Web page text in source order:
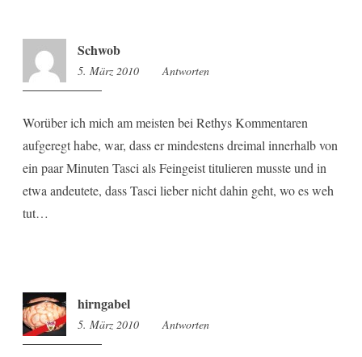
Schwob
5. März 2010 10:02
Antworten
Worüber ich mich am meisten bei Rethys Kommentaren
aufgeregt habe, war, dass er mindestens dreimal innerhalb von
ein paar Minuten Tasci als Feingeist titulieren musste und in
etwa andeutete, dass Tasci lieber nicht dahin geht, wo es weh
tut…
hirngabel
5. März 2010 12:15
Antworten